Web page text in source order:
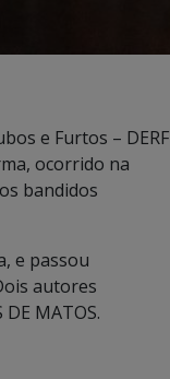
e Furtos – DERF
ocorrido na
bandidos
e passou
autores
MATOS.